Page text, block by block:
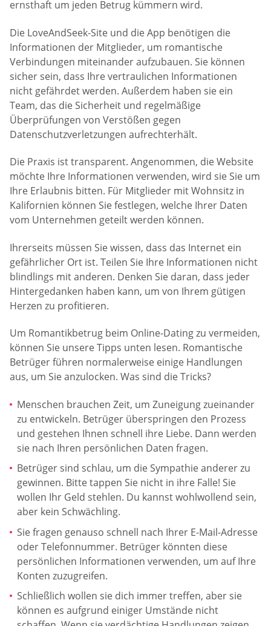
ernsthaft um jeden Betrug kümmern wird.
Die LoveAndSeek-Site und die App benötigen die
Informationen der Mitglieder, um romantische
Verbindungen miteinander aufzubauen. Sie können
sicher sein, dass Ihre vertraulichen Informationen
nicht gefährdet werden. Außerdem haben sie ein
Team, das die Sicherheit und regelmäßige
Überprüfungen von Verstößen gegen
Datenschutzverletzungen aufrechterhält.
Die Praxis ist transparent. Angenommen, die Website
möchte Ihre Informationen verwenden, wird sie Sie um
Ihre Erlaubnis bitten. Für Mitglieder mit Wohnsitz in
Kalifornien können Sie festlegen, welche Ihrer Daten
vom Unternehmen geteilt werden können.
Ihrerseits müssen Sie wissen, dass das Internet ein
gefährlicher Ort ist. Teilen Sie Ihre Informationen nicht
blindlings mit anderen. Denken Sie daran, dass jeder
Hintergedanken haben kann, um von Ihrem gütigen
Herzen zu profitieren.
Um Romantikbetrug beim Online-Dating zu vermeiden,
können Sie unsere Tipps unten lesen. Romantische
Betrüger führen normalerweise einige Handlungen
aus, um Sie anzulocken. Was sind die Tricks?
Menschen brauchen Zeit, um Zuneigung zueinander
zu entwickeln. Betrüger überspringen den Prozess
und gestehen Ihnen schnell ihre Liebe. Dann werden
sie nach Ihren persönlichen Daten fragen.
Betrüger sind schlau, um die Sympathie anderer zu
gewinnen. Bitte tappen Sie nicht in ihre Falle! Sie
wollen Ihr Geld stehlen. Du kannst wohlwollend sein,
aber kein Schwächling.
Sie fragen genauso schnell nach Ihrer E-Mail-Adresse
oder Telefonnummer. Betrüger könnten diese
persönlichen Informationen verwenden, um auf Ihre
Konten zuzugreifen.
Schließlich wollen sie dich immer treffen, aber sie
können es aufgrund einiger Umstände nicht